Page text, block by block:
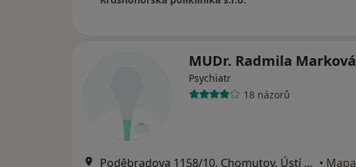
MUDr. Radmila Marková
Psychiatr
18 názorů
Poděbradova 1158/10, Chomutov, Ústí nad Labem • Mapa